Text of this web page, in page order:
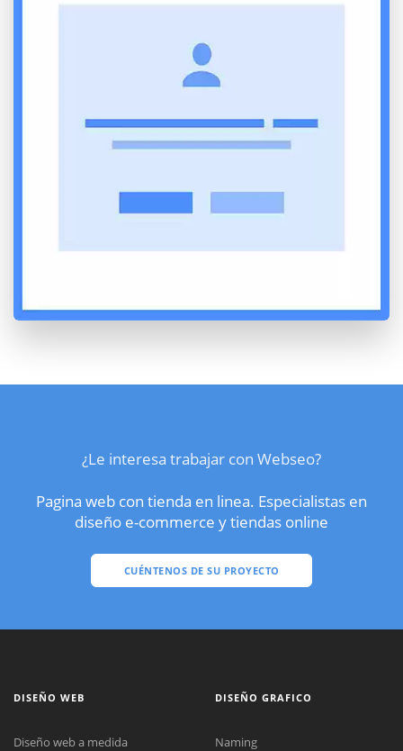
¿Le interesa trabajar con Webseo?
Pagina web con tienda en linea. Especialistas en
diseño e-commerce y tiendas online
CUÉNTENOS DE SU PROYECTO
DISEÑO WEB
Diseño web a medida
DISEÑO GRAFICO
Naming